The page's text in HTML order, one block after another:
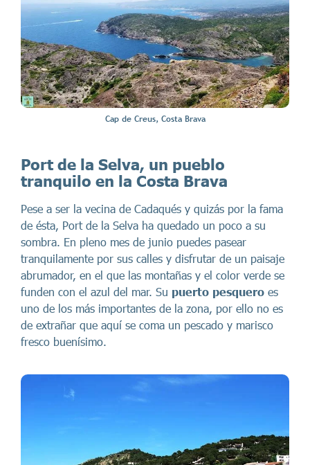
Cap de Creus, Costa Brava
Port de la Selva, un pueblo
tranquilo en la Costa Brava
Pese a ser la vecina de Cadaqués y quizás por la fama
de ésta, Port de la Selva ha quedado un poco a su
sombra. En pleno mes de junio puedes pasear
tranquilamente por sus calles y disfrutar de un paisaje
abrumador, en el que las montañas y el color verde se
funden con el azul del mar. Su puerto pesquero es
uno de los más importantes de la zona, por ello no es
de extrañar que aquí se coma un pescado y marisco
fresco buenísimo.